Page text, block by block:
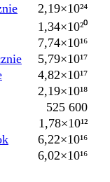
2,19×10²⁴
1,34×10²⁰
7,74×10¹⁶
5,79×10¹⁷
4,82×10¹⁷
2,19×10¹⁸
525 600
1,78×10¹²
6,22×10¹⁶
6,02×10¹⁶